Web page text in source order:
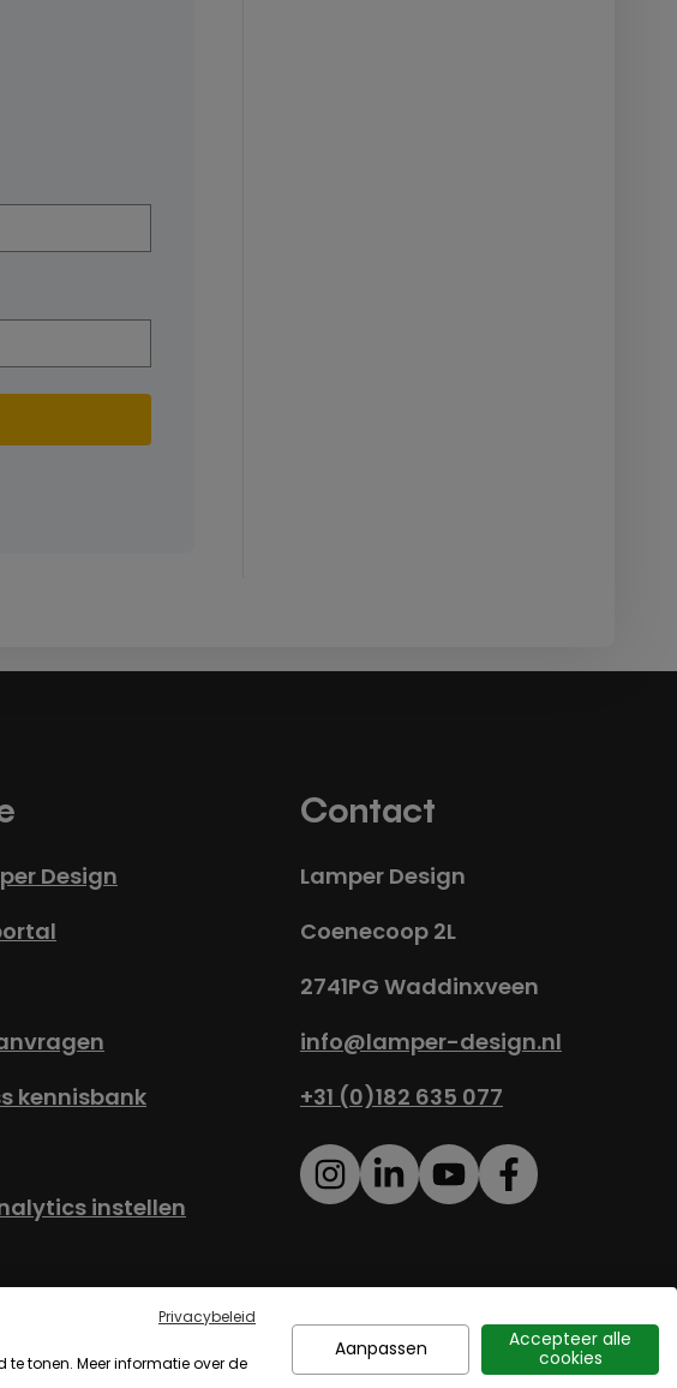
Privacybeleid
tonen. Meer informatie over de
Aanpassen
Accepteer alle
cookies
Design
kennisbank
instellen
Contact
Lamper Design
Coenecoop 2L
2741PG Waddinxveen
info@lamper-design.nl
+31 (0)182 635 077
Toegankelijkheidsverklaring